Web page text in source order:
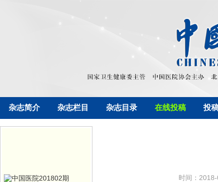
杂志简介 杂志栏目 杂志目录 在线投稿 投
时间：